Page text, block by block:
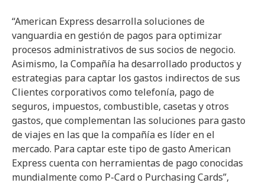
“American Express desarrolla soluciones de
vanguardia en gestión de pagos para optimizar
procesos administrativos de sus socios de negocio.
Asimismo, la Compañía ha desarrollado productos y
estrategias para captar los gastos indirectos de sus
Clientes corporativos como telefonía, pago de
seguros, impuestos, combustible, casetas y otros
gastos, que complementan las soluciones para gasto
de viajes en las que la compañía es líder en el
mercado. Para captar este tipo de gasto American
Express cuenta con herramientas de pago conocidas
mundialmente como P-Card o Purchasing Cards”,